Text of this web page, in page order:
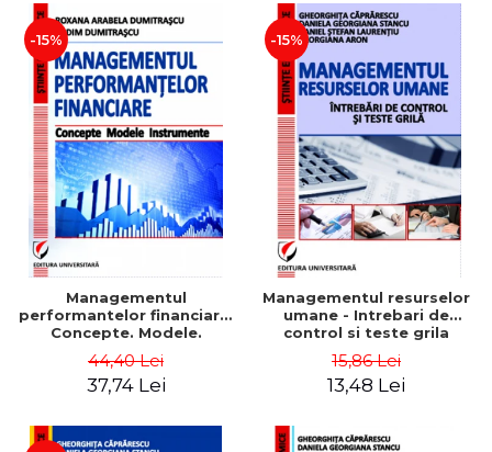
-15%
Managementul
performantelor financiare.
Concepte. Modele.
44,40 Lei
37,74 Lei
-15%
Managementul resurselor
umane - Intrebari de
control si teste grila
15,86 Lei
13,48 Lei